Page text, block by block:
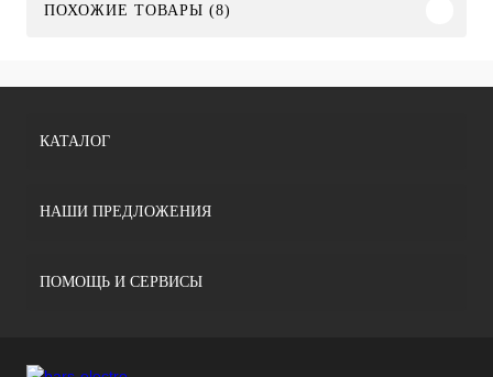
ПОХОЖИЕ ТОВАРЫ (8)
КАТАЛОГ
НАШИ ПРЕДЛОЖЕНИЯ
ПОМОЩЬ И СЕРВИСЫ